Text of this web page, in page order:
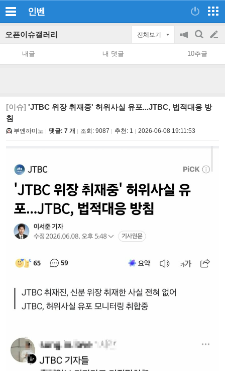
인벤
오픈이슈갤러리 전체보기
공
지
on/off
검
색
글
쓰
내글 내 댓글 10추글
[이슈] 'JTBC 위장 취재중' 허위사실 유포...JTBC, 법적대응 방
침
부엔까미노 댓글: 7 개 조회: 9087 추천: 1 2026-06-08 19:11:53